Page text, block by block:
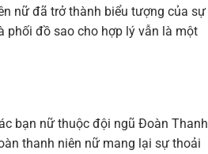
nữ đã trở thành biểu tượng của sự
phối đồ sao cho hợp lý vẫn là một
bạn nữ thuộc đội ngũ Đoàn Thanh
thanh niên nữ mang lại sự thoải